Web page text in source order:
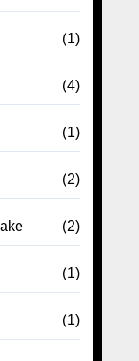
(1)
(4)
(1)
(2)
(2)
(1)
(1)